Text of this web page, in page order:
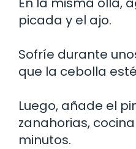
picada y el ajo.
Sofríe durante
que la cebolla
Luego, añade el
zanahorias,
minutos.